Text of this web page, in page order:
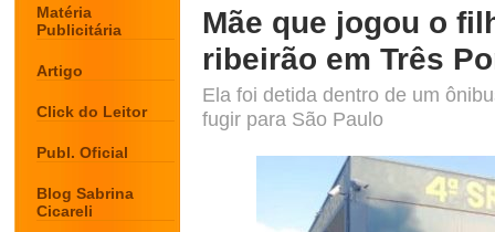
Matéria
Publicitária
Artigo
Click do Leitor
Publ. Oficial
Blog Sabrina
Cicareli
Mãe que jogou o
ribeirão em Três
Ela foi detida dentro de um
fugir para São Paulo